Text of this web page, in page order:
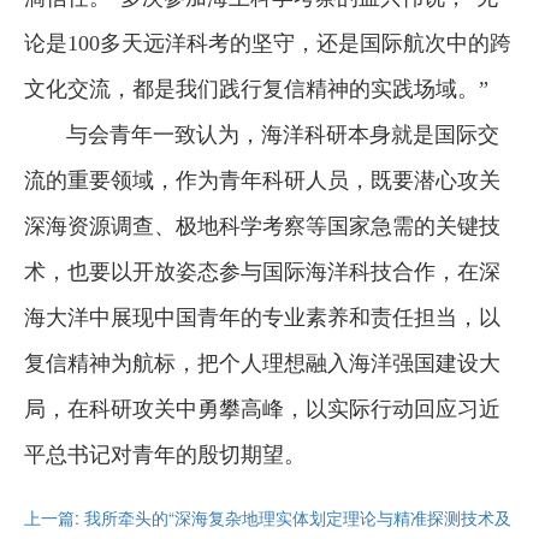
论是100多天远洋科考的坚守，还是国际航次中的跨
文化交流，都是我们践行复信精神的实践场域。”
与会青年一致认为，海洋科研本身就是国际交
流的重要领域，作为青年科研人员，既要潜心攻关
深海资源调查、极地科学考察等国家急需的关键技
术，也要以开放姿态参与国际海洋科技合作，在深
海大洋中展现中国青年的专业素养和责任担当，以
复信精神为航标，把个人理想融入海洋强国建设大
局，在科研攻关中勇攀高峰，以实际行动回应习近
平总书记对青年的殷切期望。
上一篇: 我所牵头的“深海复杂地理实体划定理论与精准探测技术及